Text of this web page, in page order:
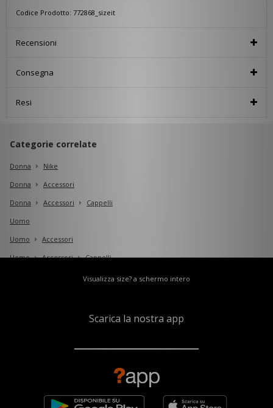
Codice Prodotto: 772868_sizeit
Recensioni
Consegna
Resi
Categorie correlate
Donna
Nike
Donna
Accessori
Donna
Accessori
Cappelli
Uomo
Uomo
Accessori
Uomo
Accessori
Cappelli
Cappelli Di Lana
Visualizza size? a schermo intero
Scarica la nostra app